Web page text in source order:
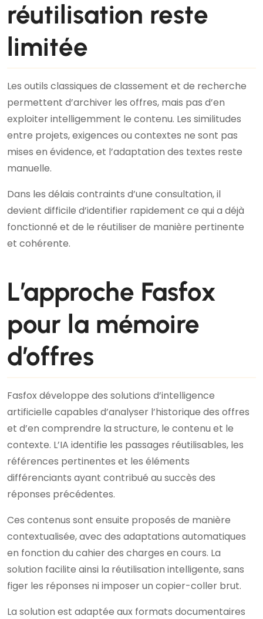
réutilisation reste
limitée
Les outils classiques de classement et de recherche
permettent d’archiver les offres, mais pas d’en
exploiter intelligemment le contenu. Les similitudes
entre projets, exigences ou contextes ne sont pas
mises en évidence, et l’adaptation des textes reste
manuelle.
Dans les délais contraints d’une consultation, il
devient difficile d’identifier rapidement ce qui a déjà
fonctionné et de le réutiliser de manière pertinente
et cohérente.
L’approche Fasfox
pour la mémoire
d’offres
Fasfox développe des solutions d’intelligence
artificielle capables d’analyser l’historique des offres
et d’en comprendre la structure, le contenu et le
contexte. L’IA identifie les passages réutilisables, les
références pertinentes et les éléments
différenciants ayant contribué au succès des
réponses précédentes.
Ces contenus sont ensuite proposés de manière
contextualisée, avec des adaptations automatiques
en fonction du cahier des charges en cours. La
solution facilite ainsi la réutilisation intelligente, sans
figer les réponses ni imposer un copier-coller brut.
La solution est adaptée aux formats documentaires